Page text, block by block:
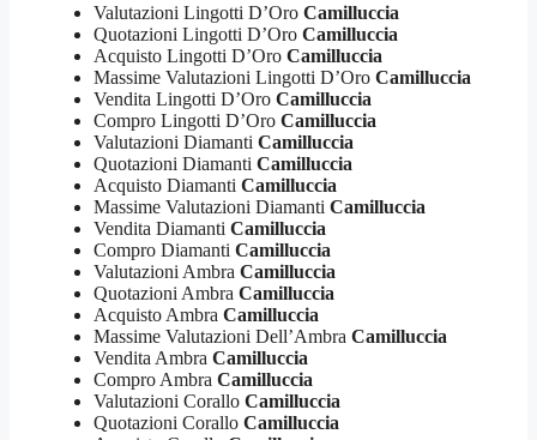
Valutazioni Lingotti D’Oro Camilluccia
Quotazioni Lingotti D’Oro Camilluccia
Acquisto Lingotti D’Oro Camilluccia
Massime Valutazioni Lingotti D’Oro Camilluccia
Vendita Lingotti D’Oro Camilluccia
Compro Lingotti D’Oro Camilluccia
Valutazioni Diamanti Camilluccia
Quotazioni Diamanti Camilluccia
Acquisto Diamanti Camilluccia
Massime Valutazioni Diamanti Camilluccia
Vendita Diamanti Camilluccia
Compro Diamanti Camilluccia
Valutazioni Ambra Camilluccia
Quotazioni Ambra Camilluccia
Acquisto Ambra Camilluccia
Massime Valutazioni Dell’Ambra Camilluccia
Vendita Ambra Camilluccia
Compro Ambra Camilluccia
Valutazioni Corallo Camilluccia
Quotazioni Corallo Camilluccia